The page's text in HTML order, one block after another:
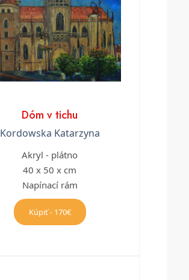
Dóm v tichu
Kordowska Katarzyna
Akryl - plátno
40 x 50 x cm
Napínací rám
Kúpiť - 170€